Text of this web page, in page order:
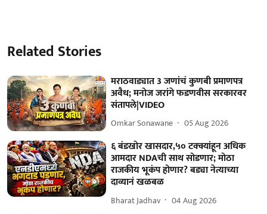
Related Stories
मराठवाड्यात 3 जणांचं कुणबी प्रमाणपत्र
अवैध; मनोज जरांगे फडणवीस सरकारवर
संतापले|VIDEO
Omkar Sonawane 05 Aug 2026
६ बंडखोर खासदार,५० टक्क्यांहून अधिक
आमदार NDAची साथ सोडणार; मोठा
राजकीय भूकंप होणार? बड्या नेत्याच्या
दाव्यानं खळबळ
Bharat Jadhav 04 Aug 2026